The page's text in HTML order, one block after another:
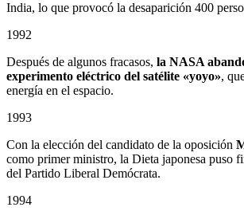
India, lo que provocó la desaparición 400
1992
Después de algunos fracasos, la NASA
experimento eléctrico del satélite «yoyo»,
energía en el espacio.
1993
Con la elección del candidato de la oposición
como primer ministro, la Dieta japonesa puso
del Partido Liberal Demócrata.
1994